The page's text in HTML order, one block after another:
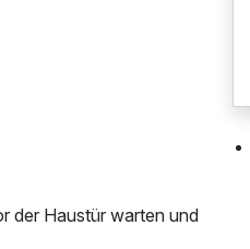
der Haustür warten und